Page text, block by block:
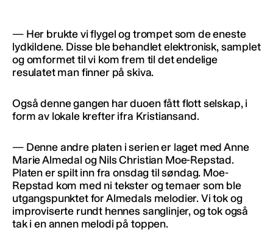
— Her brukte vi flygel og trompet som de eneste
lydkildene. Disse ble behandlet elektronisk, samplet
og omformet til vi kom frem til det endelige
resulatet man finner på skiva.
Også denne gangen har duoen fått flott selskap, i
form av lokale krefter ifra Kristiansand.
— Denne andre platen i serien er laget med Anne
Marie Almedal og Nils Christian Moe-Repstad.
Platen er spilt inn fra onsdag til søndag. Moe-
Repstad kom med ni tekster og temaer som ble
utgangspunktet for Almedals melodier. Vi tok og
improviserte rundt hennes sanglinjer, og tok også
tak i en annen melodi på toppen.